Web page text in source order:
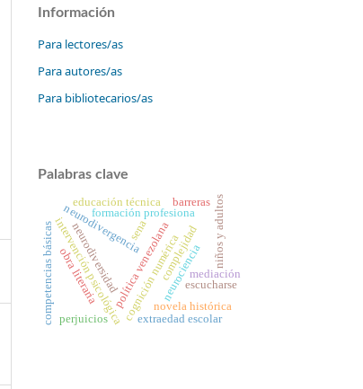
Información
Para lectores/as
Para autores/as
Para bibliotecarios/as
Palabras clave
intervención psicológicapolítica venezolana
neurodivergencia
neurodiversidad
competencias básicas neurocienciamediación
novela histórica
obra literaria complejidad
formación profesiona
sena
educación técnica niños y adultos
cognición numérica
extraedad escolar
barreras
escucharse
perjuicios